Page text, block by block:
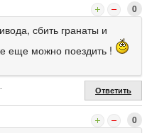
0
сбить гранаты и
еще можно поездить !
Ответить
0